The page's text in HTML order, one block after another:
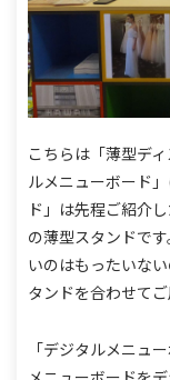
こちらは「薄型デ
ルメニューボード」
ド」は先程ご紹介
の薄型スタンドです
いのはもったいな
タンドを合わせてご
「デジタルメニュ